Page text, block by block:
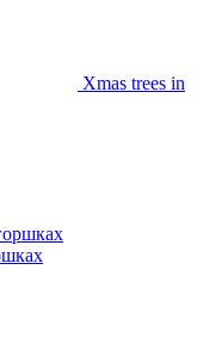
Xmas trees in